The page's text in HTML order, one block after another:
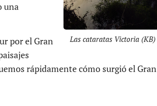
Las cataratas Victoria (KB)
una
por el Gran
rápidamente cómo surgió el Gran